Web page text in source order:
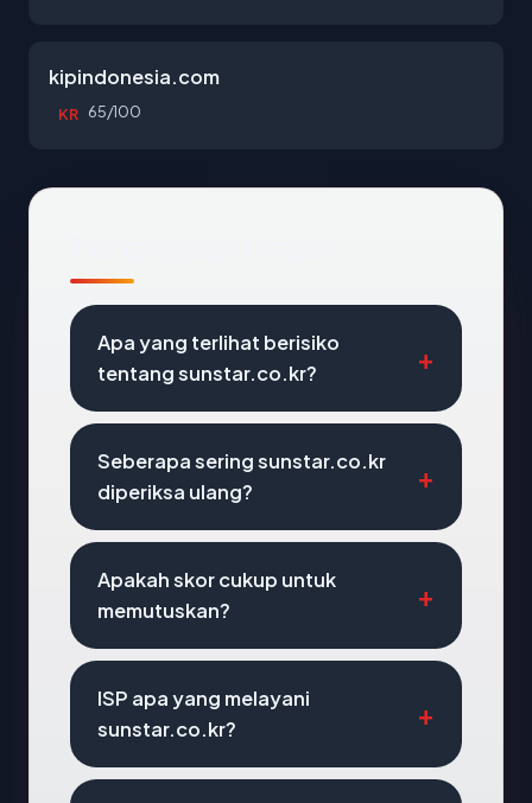
kipindonesia.com
KR 65/100
Apa yang terlihat berisiko
tentang sunstar.co.kr?
Seberapa sering sunstar.co.kr
diperiksa ulang?
Apakah skor cukup untuk
memutuskan?
ISP apa yang melayani
sunstar.co.kr?